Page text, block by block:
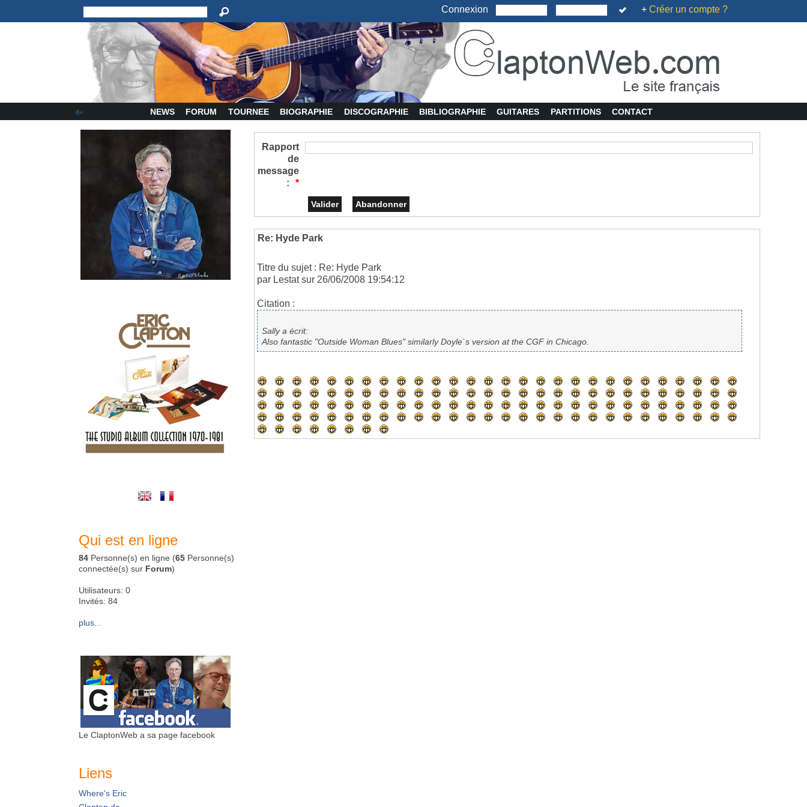
Connexion + Créer un compte ?
NEWS FORUM TOURNEE BIOGRAPHIE DISCOGRAPHIE BIBLIOGRAPHIE GUITARES PARTITIONS CONTACT
Qui est en ligne
84 Personne(s) en ligne (65 Personne(s)
connectée(s) sur Forum)
Utilisateurs: 0
Invités: 84
plus...
Le ClaptonWeb a sa page facebook
Liens
Where's Eric
Rapport
de
message
:
*
Re: Hyde Park
Titre du sujet : Re: Hyde Park
par Lestat sur 26/06/2008 19:54:12
Citation :
Sally a écrit:
Also fantastic "Outside Woman Blues" similarly Doyle`s version at the CGF in Chicago.